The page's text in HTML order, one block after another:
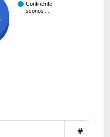
Continente
sconos…
#